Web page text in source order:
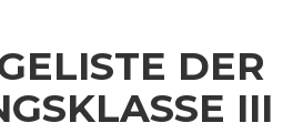
DER
III